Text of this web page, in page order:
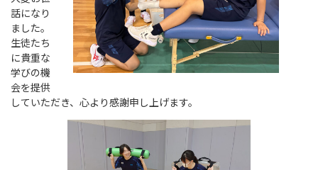
話になり
ました。
生徒たち
に貴重な
学びの機
会を提供
していただき、心より感謝申し上げます。